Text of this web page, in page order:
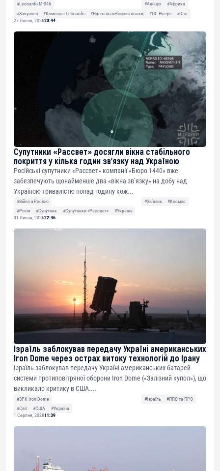
#Leonardo M-346 #Авіація
#Африка
#Закупівлі
#Компанія Leonardo #Навчально-бойові літаки #ПС Нігерії
#Світ
27 Липня, 202623:44
Супутники «Рассвет» досягли вікна стабільного
покриття у кілька годин зв’язку над Україною
Російські супутники «Рассвет» компанії «Бюро 1440» вже
забезпечують щонайменше два «вікна зв’язку» на добу над
Україною тривалістю понад годину кож...
#Війна з Росією #Звʼязок
#Космос
#Росія
#Супутник #Супутники «Рассвет»
#Україна
31 Липня, 202622:46
Ізраїль заблокував передачу Україні американських
Iron Dome через острах витоку технологій до Ірану
Ізраїль заблокував передачу Україні американських батарей
системи протиповітряної оборони Iron Dome («Залізний купол»), що
викликало критику в США....
#ЗРК Iron Dome #Ізраїль
#ППО та ПРО
#Світ
#США
#Україна
1 Серпня, 202611:39